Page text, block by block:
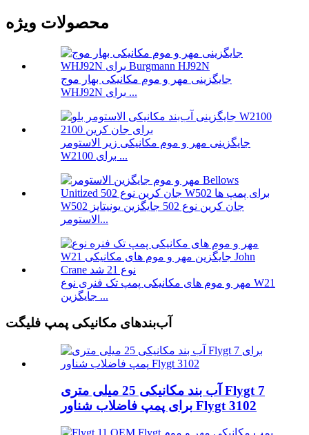
محصولات ویژه
جایگزینی مهر و موم مکانیکی بهار موج
WHJ92N برای ...
جایگزینی مهر و موم مکانیکی زیر الاستومر
W2100 برای ...
W502 جان کرین نوع 502 جایگزین یونیتایز
الاستومر...
مهر و موم های مکانیکی پمپ تک فنری نوع W21
جایگزین ...
آب‌بندهای مکانیکی پمپ فلیگت
آب بند مکانیکی 25 میلی متری Flygt 7
برای پمپ فاضلاب شناور Flygt 3102